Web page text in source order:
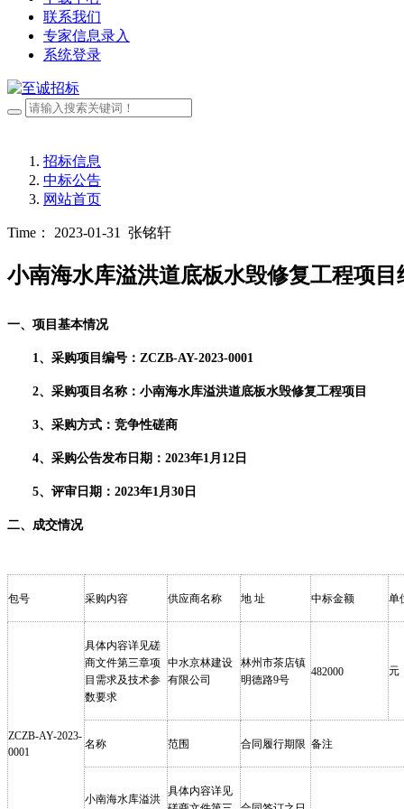
联系我们
专家信息录入
系统登录
招标信息
中标公告
网站首页
Time： 2023-01-31 张铭轩
小南海水库溢洪道底板水毁修复工程项目
一、项目基本情况
1、采购项目编号： ZCZB-AY-2023-0001
2、采购项目名称： 小南海水库溢洪道底板水毁修复工程项目
3、采购方式：竞争性磋商
4、采购公告发布日期：2023年1月 12 日
5、评审日期：2023年1月 30 日
二、成交情况
包号 采购内容 供应商名称 地 址 中标金额 单
ZCZB-AY-2023-
0001
具体内容详见磋
商文件第三章项
目需求及技术参
数要求
中水京林建设
有限公司
林州市茶店镇
明德路9号
482000 元
名称 范围 合同履行期限 备注
小南海水库溢洪
具体内容详见